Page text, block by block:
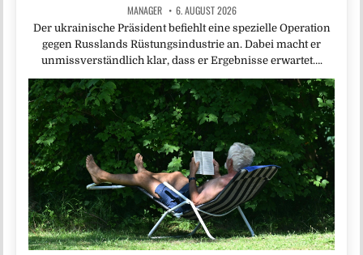
MANAGER 6. AUGUST 2026
Der ukrainische Präsident befiehlt eine spezielle Operation
gegen Russlands Rüstungsindustrie an. Dabei macht er
unmissverständlich klar, dass er Ergebnisse erwartet….